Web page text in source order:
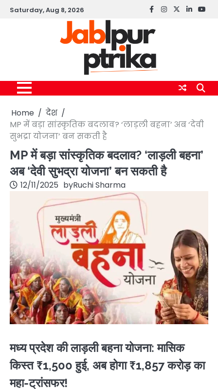
SkipSaturday, Aug 8, 2026 Facebook
instagram
twitterlinkedin
Home
देश
MP में बड़ा सांस्कृतिक बदलाव? ‘लाड़ली बहना’ अब ‘देवी
सुभद्रा योजना’ बन सकती है
MP में बड़ा सांस्कृतिक बदलाव? ‘लाड़ली बहना’
अब ‘देवी सुभद्रा योजना’ बन सकती है
12/11/2025 byRuchi Sharma
मध्य प्रदेश की लाड़ली बहना योजना: मासिक
किस्त ₹1,500 हुई, अब होगा ₹1,857 करोड़ का
महा-ट्रांसफर!